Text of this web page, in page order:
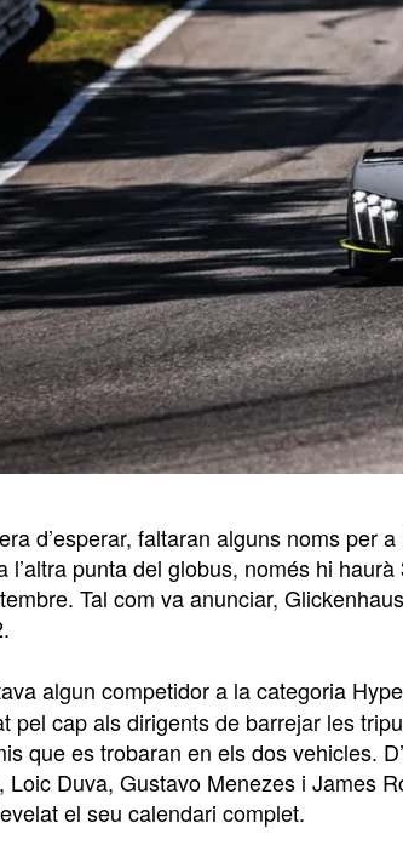
d’esperar, faltaran alguns noms per
l’altra punta del globus, només hi
Tal com va anunciar,
algun competidor a la categoria
pel cap als dirigents de barrejar les
que es trobaran en els dos vehicles.
Loic Duva, Gustavo Menezes i James
el seu calendari complet.